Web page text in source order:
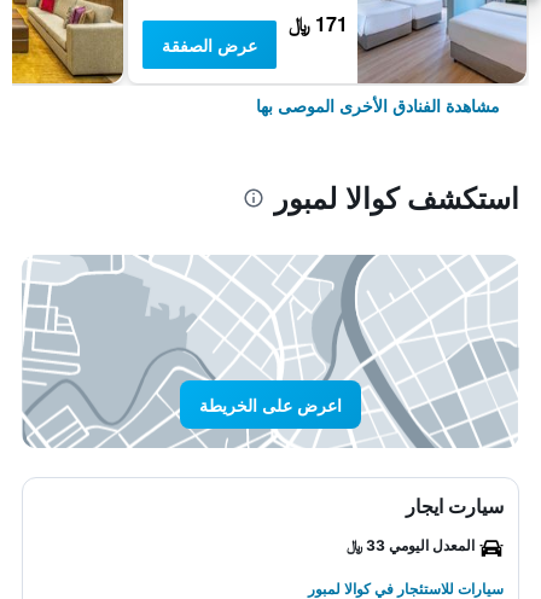
171 ﷼
عرض الصفقة
مشاهدة الفنادق الأخرى الموصى بها
استكشف كوالا لمبور
اعرض على الخريطة
سيارت ايجار
المعدل اليومي 33 ﷼
سيارات للاستئجار في كوالا لمبور